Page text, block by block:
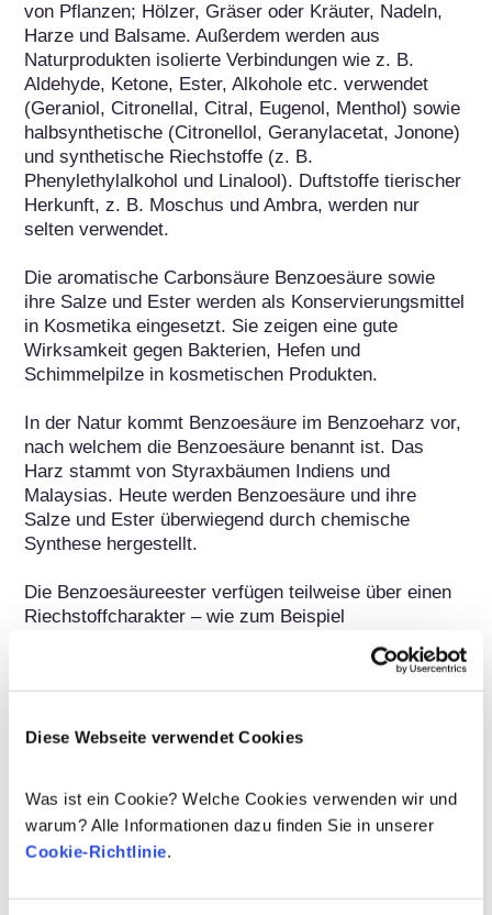
Diese Webseite verwendet Cookies
Was ist ein Cookie? Welche Cookies verwenden wir und
warum? Alle Informationen dazu finden Sie in unserer
Cookie-Richtlinie.
von Pflanzen; Hölzer, Gräser oder Kräuter, Nadeln,
Harze und Balsame. Außerdem werden aus
Naturprodukten isolierte Verbindungen wie z. B.
Aldehyde, Ketone, Ester, Alkohole etc. verwendet
(Geraniol, Citronellal, Citral, Eugenol, Menthol) sowie
halbsynthetische (Citronellol, Geranylacetat, Jonone)
und synthetische Riechstoffe (z. B.
Phenylethylalkohol und Linalool). Duftstoffe tierischer
Herkunft, z. B. Moschus und Ambra, werden nur
selten verwendet.
Die aromatische Carbonsäure Benzoesäure sowie
ihre Salze und Ester werden als Konservierungsmittel
in Kosmetika eingesetzt. Sie zeigen eine gute
Wirksamkeit gegen Bakterien, Hefen und
Schimmelpilze in kosmetischen Produkten.
In der Natur kommt Benzoesäure im Benzoeharz vor,
nach welchem die Benzoesäure benannt ist. Das
Harz stammt von Styraxbäumen Indiens und
Malaysias. Heute werden Benzoesäure und ihre
Salze und Ester überwiegend durch chemische
Synthese hergestellt.
Die Benzoesäureester verfügen teilweise über einen
Riechstoffcharakter – wie zum Beispiel
Entsprechend der EG-Kosmetik-Verordnung
Konservierungsstoffen Stoffe, die in kosmetischen
Mitteln ausschließlich oder überwiegend die
Entwicklung von Mikroorganismen hemmen sollen.
Substanzen als Konservierungsstoffe in